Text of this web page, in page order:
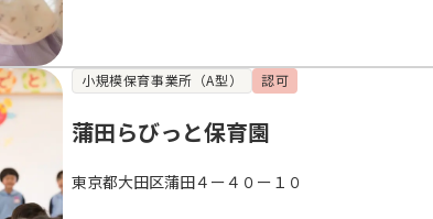
小規模保育事業所（A型） 認可
蒲田らびっと保育園
東京都大田区蒲田４ー４０ー１０